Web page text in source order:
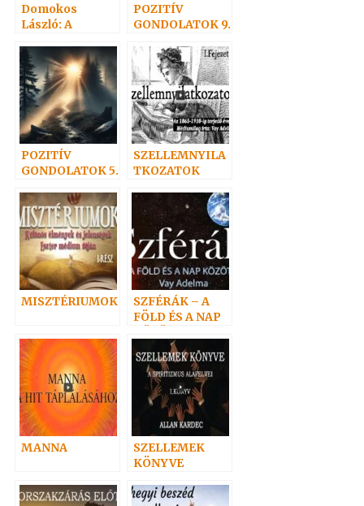
Domokos
László: A
POZITÍV
GONDOLATOK 9.
POZITÍV
GONDOLATOK 5.
SZELLEMNYILA
TKOZATOK
MISZTÉRIUMOK
SZFÉRÁK – A
FÖLD ÉS A NAP
MANNA
SZELLEMEK
KÖNYVE